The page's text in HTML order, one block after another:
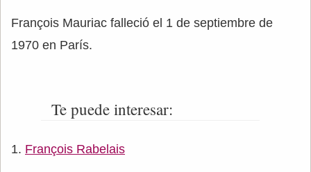
François Mauriac falleció el 1 de septiembre de
1970 en París.
Te puede interesar:
François Rabelais